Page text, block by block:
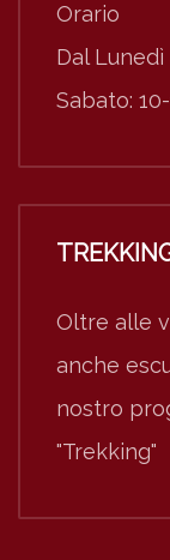
Orario
Dal Lunedì
Sabato:
Oltre alle
anche
nostro
"Trekking"